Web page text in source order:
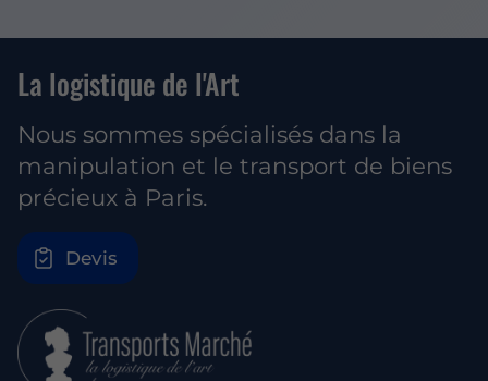
La logistique de l'Art
Nous sommes spécialisés dans la
manipulation et le transport de biens
précieux à Paris.
Devis